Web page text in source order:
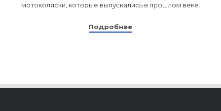
мотоколяски, которые выпускались в прошлом веке.
Подробнее